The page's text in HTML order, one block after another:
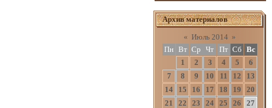
Архив материалов
« Июль 2014 »
Пн Вт Ср Чт Пт Сб Вс
1
2 3 4 5
6
7
8 9 10 11 12
13
14
15 16 17 18 19
20
21
22 23 24 25 26
27